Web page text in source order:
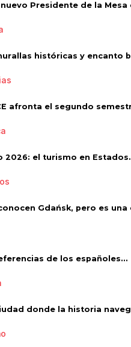
Presidente de la Mesa
históricas y encanto
afronta el segundo
2026: el turismo en
Gdańsk, pero es una
de los españoles...
donde la historia